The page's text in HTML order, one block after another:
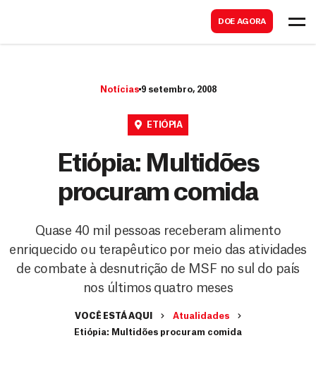
DOE AGORA
Notícias 9 setembro, 2008
ETIÓPIA
Etiópia: Multidões
procuram comida
Quase 40 mil pessoas receberam alimento
enriquecido ou terapêutico por meio das atividades
de combate à desnutrição de MSF no sul do país
nos últimos quatro meses
VOCÊ ESTÁ AQUI
Atualidades
Etiópia: Multidões procuram comida
a
r